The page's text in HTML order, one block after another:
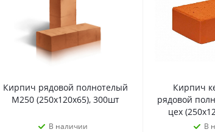
Кирпич рядовой полнотелый
М250 (250x120x65), 300шт
В наличии
Кирпич
рядовой
цех
В